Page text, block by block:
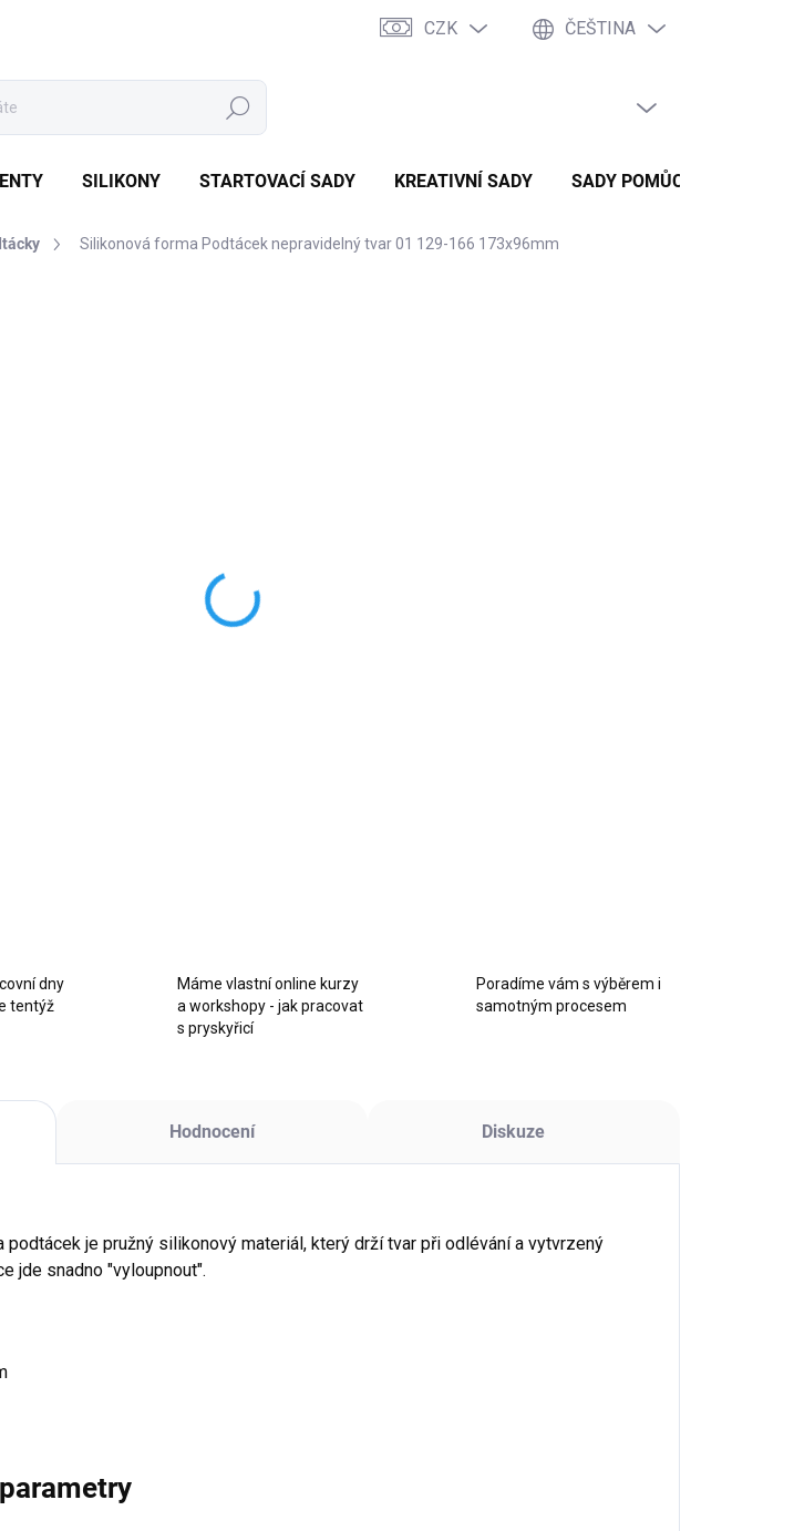
CZK ČEŠTINA
Hledat
SILIKONY STARTOVACÍ SADY KREATIVNÍ SADY SADY POMŮCEK
Silikonová forma Podtácek nepravidelný tvar 01 129-166 173x96mm
dny
tentýž
Máme vlastní online kurzy
a workshopy - jak pracovat
s pryskyřicí
Poradíme vám s výběrem i
samotným procesem
Hodnocení Diskuze
podtácek je pružný silikonový materiál, který drží tvar při odlévání a vytvrzený
jde snadno "vyloupnout".